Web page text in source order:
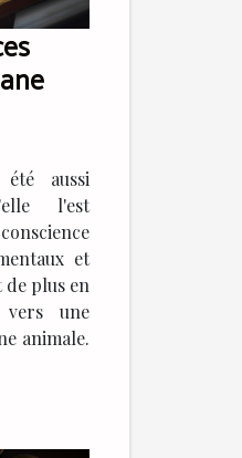
aussi
l'est
et
de plus en
une
animale.